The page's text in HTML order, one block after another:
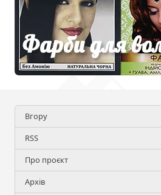
Вгору
RSS
Про проєкт
Архів